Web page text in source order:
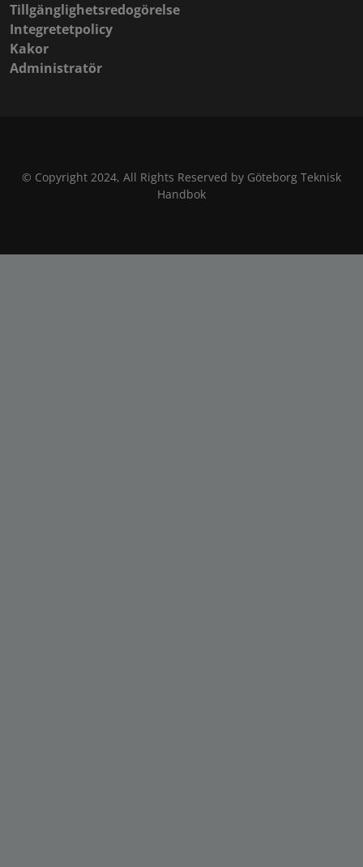
Tillgänglighetsredogörelse
Integretetpolicy
Kakor
Administratör
© Copyright 2024, All Rights Reserved by Göteborg Teknisk
Handbok